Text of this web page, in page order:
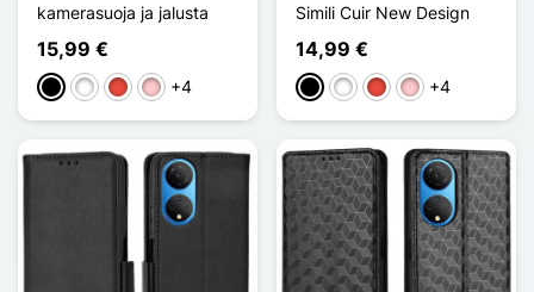
kamerasuoja ja jalusta
15,99 €
MustaValkoinen
Punainen
Pinkki
+4
Simili Cuir New Design
14,99 €
MustaValkoinen
Punainen
Pinkki
+4